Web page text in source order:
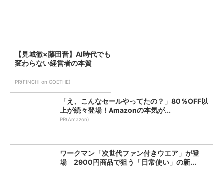
【見城徹×藤田晋】AI時代でも
変わらない経営者の本質
PR(FINCHI on GOETHE)
「え、こんなセールやってたの？」80％OFF以
上が続々登場！Amazonの本気が...
PR(Amazon)
ワークマン「次世代ファン付きウエア」が登
場 2900円商品で狙う「日常使い」の新...